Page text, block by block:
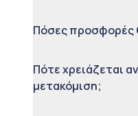
Πόσες προσφορές
Πότε χρειάζεται
μετακόμιση;